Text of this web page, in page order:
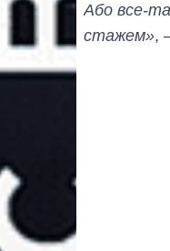
Або все-
стажем»,